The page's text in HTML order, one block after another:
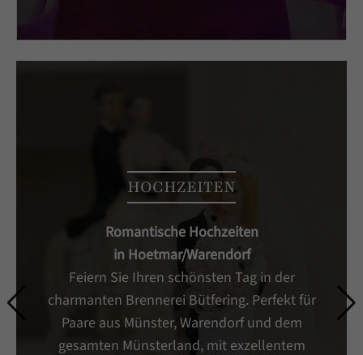
HOCHZEITEN
Romantische Hochzeiten
in Hoetmar/Warendorf
Feiern Sie Ihren schönsten Tag in der
charmanten Brennerei Bütfering. Perfekt für
Paare aus Münster, Warendorf und dem
gesamten Münsterland, mit exzellentem